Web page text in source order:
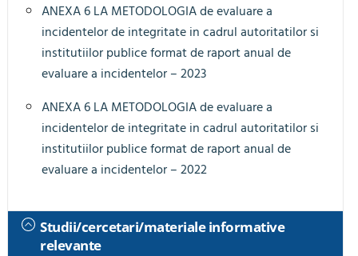
ANEXA 6 LA METODOLOGIA de evaluare a
incidentelor de integritate in cadrul autoritatilor si
institutiilor publice format de raport anual de
evaluare a incidentelor – 2023
ANEXA 6 LA METODOLOGIA de evaluare a
incidentelor de integritate in cadrul autoritatilor si
institutiilor publice format de raport anual de
evaluare a incidentelor – 2022
Studii/cercetari/materiale informative
relevante